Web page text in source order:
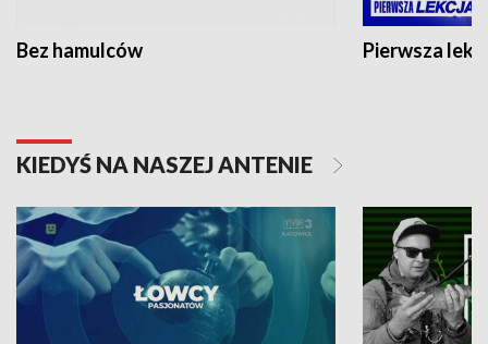
Bez hamulców Pierwsza
KIEDYŚ NA NASZEJ ANTENIE